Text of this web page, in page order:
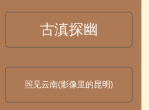
古滇探幽
照见云南(影像里的昆明)